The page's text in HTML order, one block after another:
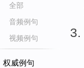
全部
音频例句
视频例句
权威例句